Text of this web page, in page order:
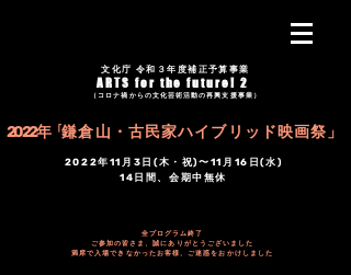
文化庁 令和３年度補正予算事業
ARTS for the future! 2
（コロナ禍からの文化芸術活動の再興支援事業）
2022年「鎌倉山・古民家ハイブリッド映画祭」
2022年11月3日(木・祝)〜11月16日(水)
14日間、会期中無休
全プログラム終了
ご参加の皆さま、誠にありがとうございました
満席で入場できなかったお客様、ご迷惑をおかけしました